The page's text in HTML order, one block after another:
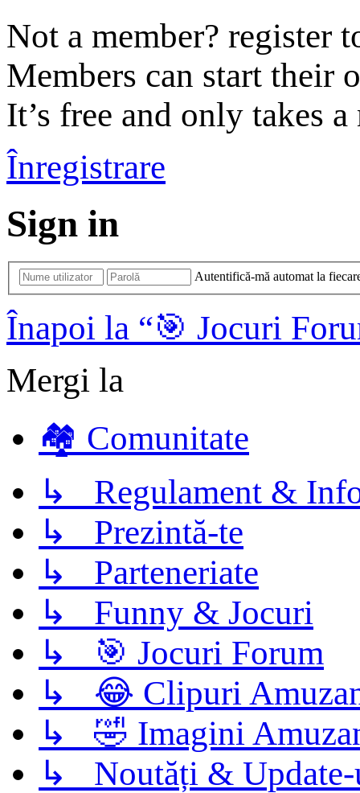
Not a member? register
Members can start their
It’s free and only takes
Înregistrare
Sign in
Autentifică-mă automat la
Înapoi la “🎯 Jocuri
Mergi la
🏘️ Comunitate
↳ Regulament &
↳ Prezintă-te
↳ Parteneriate
↳ Funny & Jocuri
↳ 🎯 Jocuri Forum
↳ 😂 Clipuri
↳ 🤣 Imagini
↳ Noutăți &